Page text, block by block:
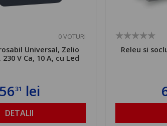
0 VOTURI
Universal, Zelio
230 V Ca, 10 A, cu Led
5631 lei
DETALII
Releu si